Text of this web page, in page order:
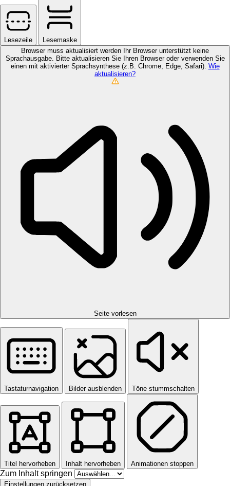
Lesezeile
Lesemaske
Browser muss aktualisiert werden
Ihr Browser unterstützt keine
Sprachausgabe. Bitte aktualisieren Sie Ihren Browser oder verwenden Sie
einen mit aktivierter Sprachsynthese (z.B. Chrome, Edge, Safari). Wie
aktualisieren?
Seite vorlesen
Tastaturnavigation Bilder ausblenden Töne stummschalten
Titel hervorheben Inhalt hervorheben Animationen stoppen
Zum Inhalt springen
Einstellungen zurücksetzen